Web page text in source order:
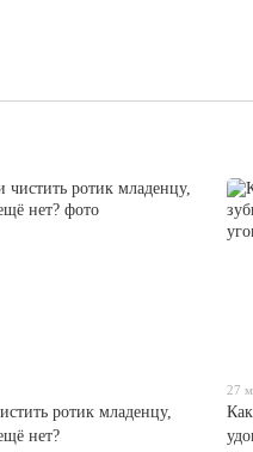
ротик младенцу,
нет?
27